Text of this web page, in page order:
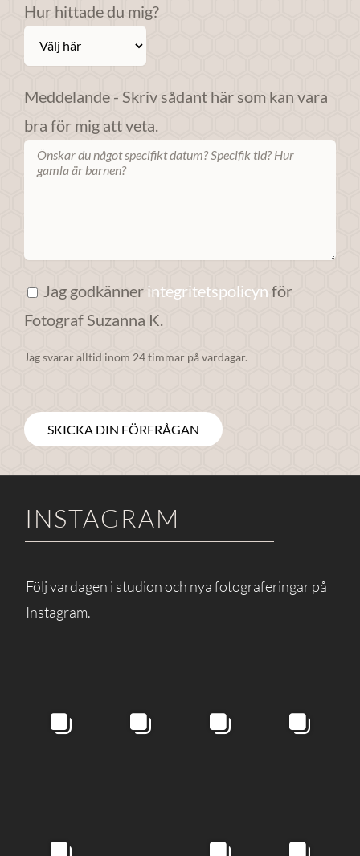
Hur hittade du mig?
Meddelande - Skriv sådant här som kan vara
bra för mig att veta.
Jag godkänner integritetspolicyn för
Fotograf Suzanna K.
Jag svarar alltid inom 24 timmar på vardagar.
INSTAGRAM
Följ vardagen i studion och nya fotograferingar på
Instagram.
Genom att dela
intressen och ditt
surfar ökar du
personligt
anpassat innehåll
och erbjudanden.